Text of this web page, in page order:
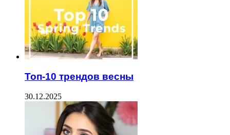
Топ-10 трендов весны
30.12.2025